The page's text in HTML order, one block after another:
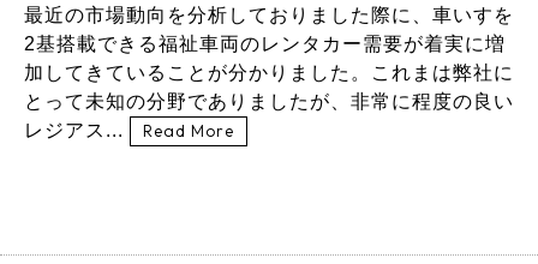
最近の市場動向を分析しておりました際に、車いすを
2基搭載できる福祉車両のレンタカー需要が着実に増
加してきていることが分かりました。これまは弊社に
とって未知の分野でありましたが、非常に程度の良い
レジアス...
Read More